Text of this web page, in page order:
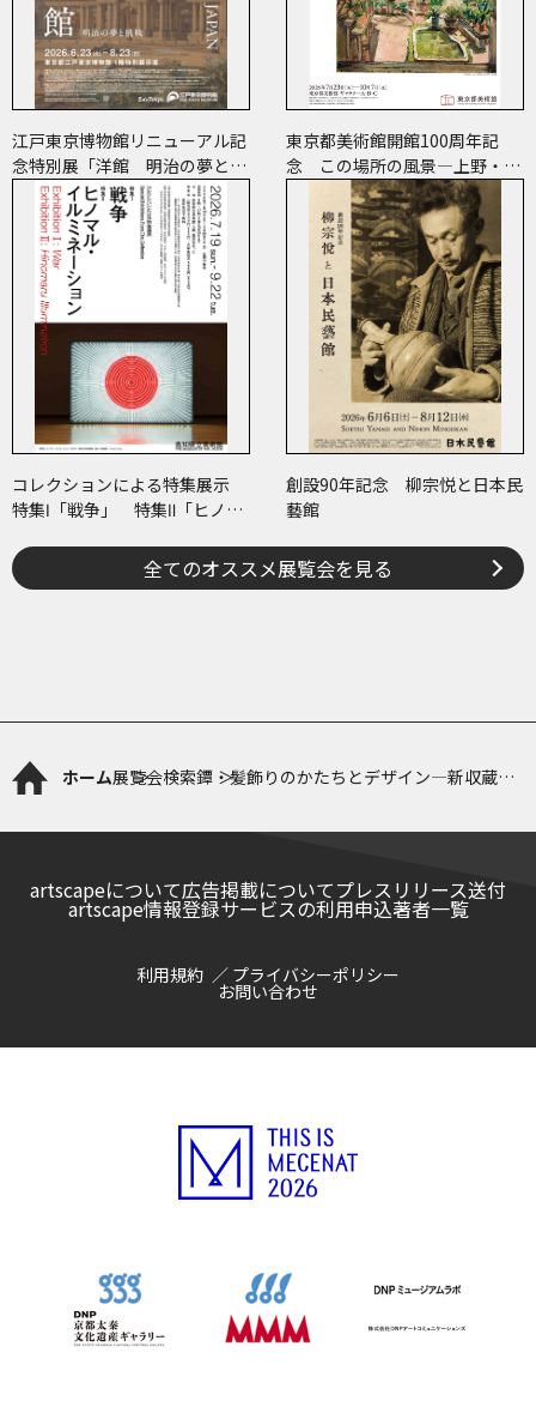
江戸東京博物館リニューアル記
念特別展「洋館 明治の夢と挑
戦」
東京都美術館開館100周年記
念 この場所の風景―上野・大
牟田・ブエノスアイレス
コレクションによる特集展示
特集Ⅰ「戦争」 特集Ⅱ「ヒノマ
創設90年記念 柳宗悦と日本民
藝館
全てのオススメ展覧会を見る
ホーム展覧会検索鐔・髪飾りのかたちとデザイン―新収蔵品
artscapeについて広告掲載についてプレスリリース送付
artscape情報登録サービスの利用申込著者一覧
利用規約 プライバシーポリシー
お問い合わせ